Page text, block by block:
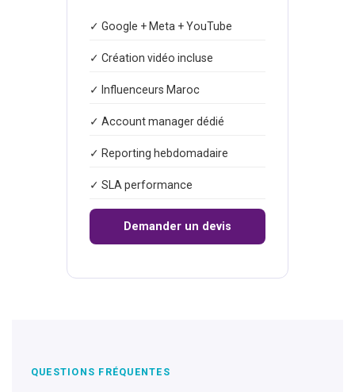
✓ Google + Meta + YouTube
✓ Création vidéo incluse
✓ Influenceurs Maroc
✓ Account manager dédié
✓ Reporting hebdomadaire
✓ SLA performance
Demander un devis
QUESTIONS FRÉQUENTES